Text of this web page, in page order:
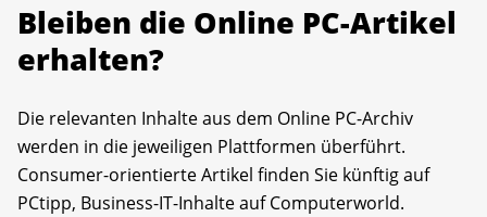
Bleiben die Online PC-Artikel
erhalten?
Die relevanten Inhalte aus dem Online PC-Archiv
werden in die jeweiligen Plattformen überführt.
Consumer-orientierte Artikel finden Sie künftig auf
PCtipp, Business-IT-Inhalte auf Computerworld.